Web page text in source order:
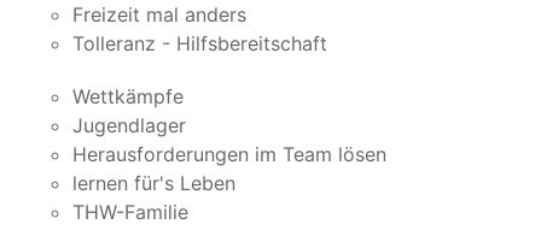
Freizeit mal anders
Tolleranz - Hilfsbereitschaft
Wettkämpfe
Jugendlager
Herausforderungen im Team lösen
lernen für's Leben
THW-Familie